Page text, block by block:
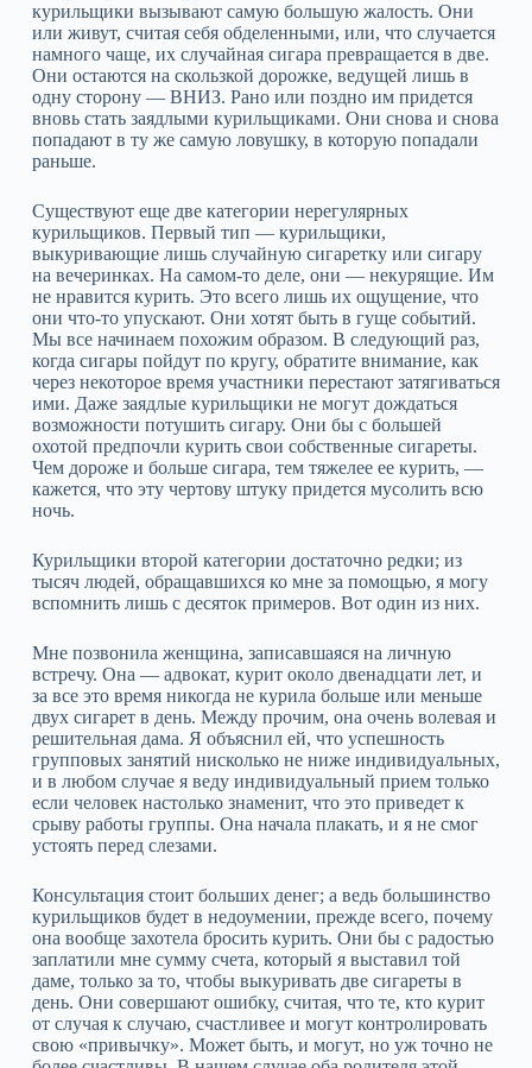
курильщики вызывают самую большую жалость. Они
или живут, считая себя обделенными, или, что случается
намного чаще, их случайная сигара превращается в две.
Они остаются на скользкой дорожке, ведущей лишь в
одну сторону — ВНИЗ. Рано или поздно им придется
вновь стать заядлыми курильщиками. Они снова и снова
попадают в ту же самую ловушку, в которую попадали
раньше.
Существуют еще две категории нерегулярных
курильщиков. Первый тип — курильщики,
выкуривающие лишь случайную сигаретку или сигару
на вечеринках. На самом‑то деле, они — некурящие. Им
не нравится курить. Это всего лишь их ощущение, что
они что‑то упускают. Они хотят быть в гуще событий.
Мы все начинаем похожим образом. В следующий раз,
когда сигары пойдут по кругу, обратите внимание, как
через некоторое время участники перестают затягиваться
ими. Даже заядлые курильщики не могут дождаться
возможности потушить сигару. Они бы с большей
охотой предпочли курить свои собственные сигареты.
Чем дороже и больше сигара, тем тяжелее ее курить, —
кажется, что эту чертову штуку придется мусолить всю
ночь.
Курильщики второй категории достаточно редки; из
тысяч людей, обращавшихся ко мне за помощью, я могу
вспомнить лишь с десяток примеров. Вот один из них.
Мне позвонила женщина, записавшаяся на личную
встречу. Она — адвокат, курит около двенадцати лет, и
за все это время никогда не курила больше или меньше
двух сигарет в день. Между прочим, она очень волевая и
решительная дама. Я объяснил ей, что успешность
групповых занятий нисколько не ниже индивидуальных,
и в любом случае я веду индивидуальный прием только
если человек настолько знаменит, что это приведет к
срыву работы группы. Она начала плакать, и я не смог
устоять перед слезами.
Консультация стоит больших денег; а ведь большинство
курильщиков будет в недоумении, прежде всего, почему
она вообще захотела бросить курить. Они бы с радостью
заплатили мне сумму счета, который я выставил той
даме, только за то, чтобы выкуривать две сигареты в
день. Они совершают ошибку, считая, что те, кто курит
от случая к случаю, счастливее и могут контролировать
свою «привычку». Может быть, и могут, но уж точно не